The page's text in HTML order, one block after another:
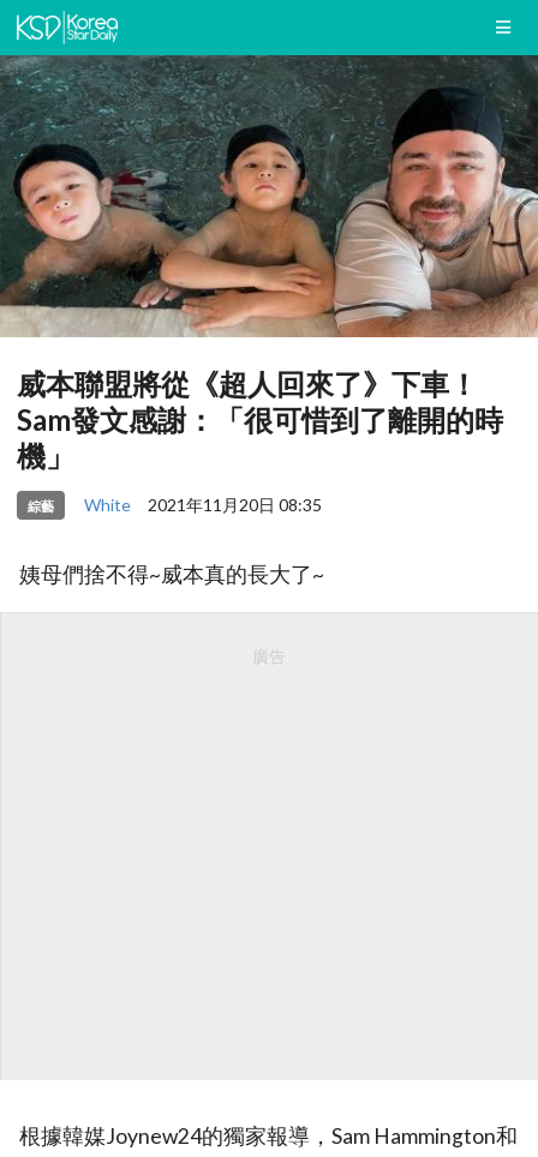
威本聯盟將從《超人回來了》下車！
Sam發文感謝：「很可惜到了離開的時
機」
綜藝 White 2021年11月20日 08:35
姨母們捨不得~威本真的長大了~
廣告
根據韓媒Joynew24的獨家報導，Sam Hammington和